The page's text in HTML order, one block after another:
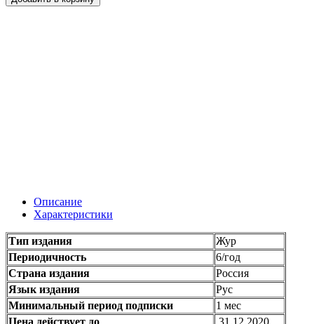
Описание
Характеристики
Тип издания
Жур
Периодичность
6/год
Страна издания
Россия
Язык издания
Рус
Минимальный период подписки
1 мес